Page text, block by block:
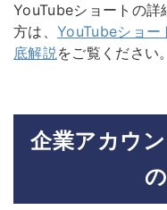
YouTubeショートの詳
方は、 YouTubeショー
底解説をご覧ください。
企業アカウ